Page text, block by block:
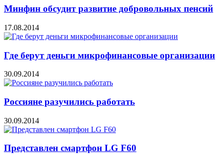
Минфин обсудит развитие добровольных пенсий
17.08.2014
Где берут деньги микрофинансовые организации
30.09.2014
Россияне разучились работать
30.09.2014
Представлен смартфон LG F60